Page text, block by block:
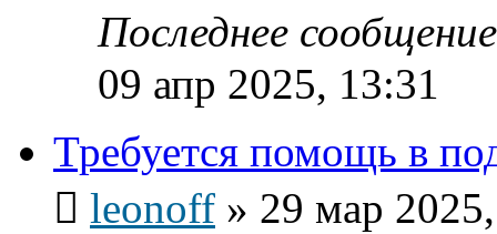
Последнее
09 апр 2025, 13:31
Требуется помощь в
leonoff » 29 мар